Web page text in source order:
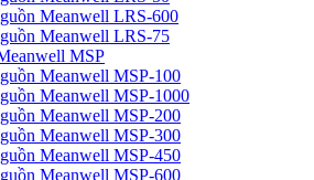
Meanwell LRS-600
Meanwell LRS-75
MSP
Meanwell MSP-100
Meanwell MSP-1000
Meanwell MSP-200
Meanwell MSP-300
Meanwell MSP-450
Meanwell MSP-600